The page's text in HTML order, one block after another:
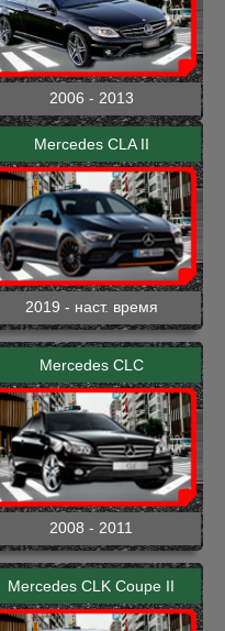
2006 - 2013
Mercedes CLA II
2019 - наст. время
Mercedes CLC
2008 - 2011
Mercedes CLK Coupe II